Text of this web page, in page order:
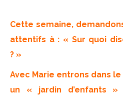
Cette semaine,
attentifs à : « Sur quoi
? »
Avec Marie entrons dans
un « jardin d’enfants